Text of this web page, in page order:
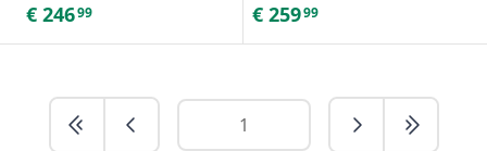
€ 24699 € 25999